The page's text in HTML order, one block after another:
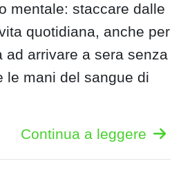
mentale: staccare dalle
quotidiana, anche per
ad arrivare a sera senza
le mani del sangue di
Continua a leggere